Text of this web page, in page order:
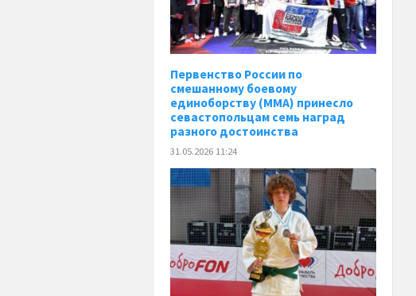
Первенство России по
смешанному боевому
единоборству (ММА) принесло
севастопольцам семь наград
разного достоинства
31.05.2026 11:24